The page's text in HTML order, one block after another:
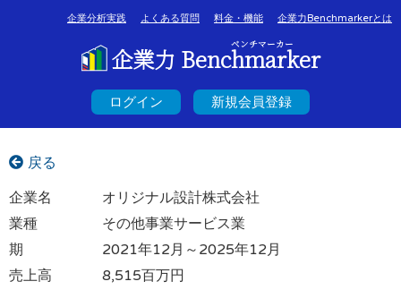
企業分析実践 よくある質問 料金・機能 企業力Benchmarkerとは
ベンチマーカー
企業力 Benchmarker
ログイン 新規会員登録
戻る
企業名
オリジナル設計株式会社
業種
その他事業サービス業
期
2021年12月～2025年12月
売上高
8,515百万円